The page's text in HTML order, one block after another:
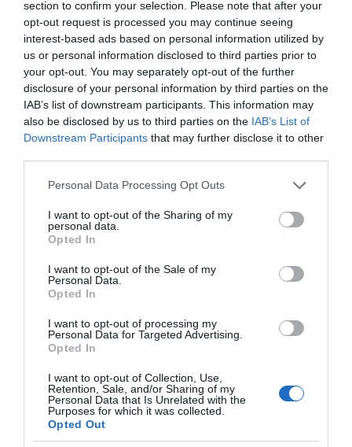
section to confirm your selection. Please note that after your
opt-out request is processed you may continue seeing
interest-based ads based on personal information utilized by
us or personal information disclosed to third parties prior to
your opt-out. You may separately opt-out of the further
disclosure of your personal information by third parties on the
IAB’s list of downstream participants. This information may
also be disclosed by us to third parties on the IAB’s List of
Downstream Participants that may further disclose it to other
Please note that this website/app uses one or more Google
not limited to your visit or usage behaviour. You may click to
grant or deny consent to Google and its third-party tags to
use your data for below specified purposes in below Google
consent section.
Personal Data Processing Opt Outs
I want to opt-out of the Sharing of my
personal data.
Opted In
I want to opt-out of the Sale of my
Personal Data.
Opted In
I want to opt-out of processing my
Personal Data for Targeted Advertising.
Opted In
I want to opt-out of Collection, Use,
Retention, Sale, and/or Sharing of my
Personal Data that Is Unrelated with the
Purposes for which it was collected.
Opted Out
Manuello Design: Porte interne
Hormann: Chiusure residenziali
Ultime Novità
PERGOLE E TENDE DA SOLE GIBUS
29 aprile 2021